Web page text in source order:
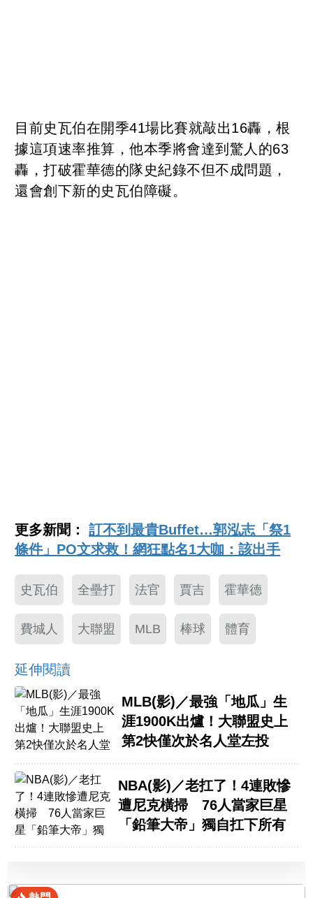
目前史瓦伯在開季41場比賽就敲出16轟，根
據這項速率推算，他本季將會達到驚人的63
轟，打破霍華德的隊史紀錄不但不成問題，
還會創下新的史瓦伯障礙。
更多新聞：訂不到最貴Buffet…郭泓志「祭1
條件」PO文求救！網狂點名1大咖：該出手
史瓦伯 全壘打 法官 賈吉 霍華德
費城人 大聯盟 MLB 棒球 體育
延伸閱讀
MLB(影)／最強「地瓜」生
涯1900K出爐！大聯盟史上
第2快僅次於名人堂左投
NBA(影)／老扛了！4連敗慘
遭尼克橫掃 76人當家巨星
「鉛筆大帝」獨自扛下所有